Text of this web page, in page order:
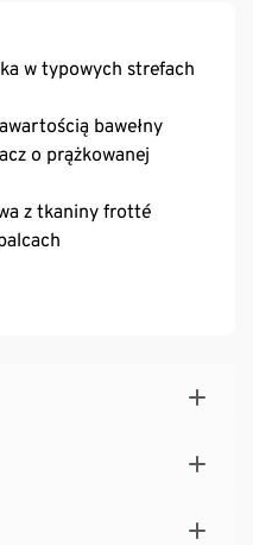
w typowych strefach
bawełny
o prążkowanej
z tkaniny frotté
odporne na
zapewniają wysoki